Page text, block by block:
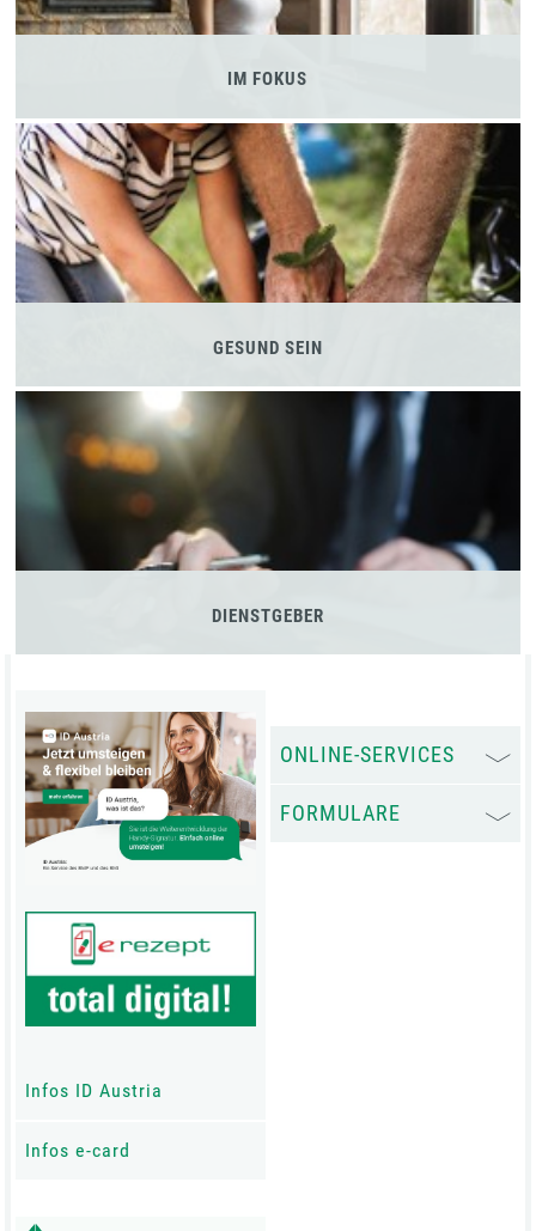
IM FOKUS
GESUND SEIN
DIENSTGEBER
Infos ID Austria
Infos e-card
ONLINE-SERVICES
FORMULARE